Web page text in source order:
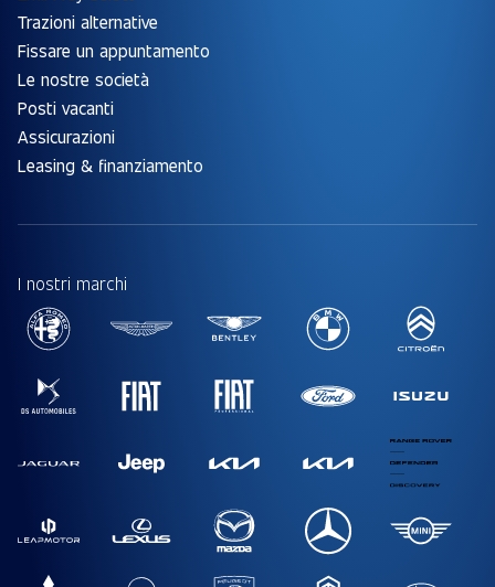
Trazioni alternative
Fissare un appuntamento
Le nostre società
Posti vacanti
Assicurazioni
Leasing & finanziamento
I nostri marchi